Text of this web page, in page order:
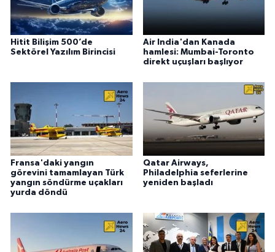
Hitit Bilişim 500’de
Sektörel Yazılım Birincisi
Air India'dan Kanada
hamlesi: Mumbai-Toronto
direkt uçuşları başlıyor
Fransa'daki yangın
görevini tamamlayan Türk
yangın söndürme uçakları
yurda döndü
Qatar Airways,
Philadelphia seferlerine
yeniden başladı